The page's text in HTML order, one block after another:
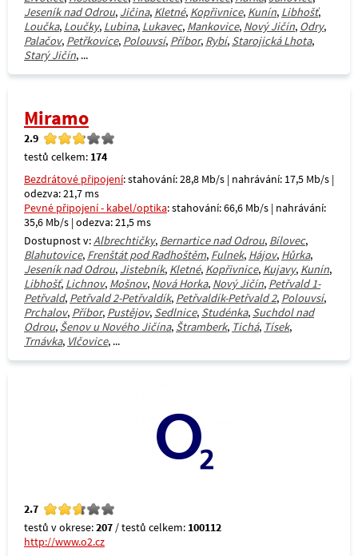
Jeseník nad Odrou, Jičina, Kletné, Kopřivnice, Kunín, Libhošť,
Loučka, Loučky, Lubina, Lukavec, Mankovice, Nový Jičín, Odry,
Palačov, Petřkovice, Polouvsí, Příbor, Rybí, Starojická Lhota,
Starý Jičín, ...
Miramo
2.9
testů celkem: 174
Bezdrátové připojení: stahování: 28,8 Mb/s | nahrávání: 17,5 Mb/s |
odezva: 21,7 ms
Pevné připojení - kabel/optika: stahování: 66,6 Mb/s | nahrávání:
35,6 Mb/s | odezva: 21,5 ms
Dostupnost v:Albrechtičky, Bernartice nad Odrou, Bílovec,
Blahutovice, Frenštát pod Radhoštěm, Fulnek, Hájov, Hůrka,
Jeseník nad Odrou, Jistebník, Kletné, Kopřivnice, Kujavy, Kunín,
Libhošť, Lichnov, Mošnov, Nová Horka, Nový Jičín, Petřvald 1-
Petřvald, Petřvald 2-Petřvaldík, Petřvaldík-Petřvald 2, Polouvsí,
Prchalov, Příbor, Pustějov, Sedlnice, Studénka, Suchdol nad
Odrou, Šenov u Nového Jičína, Štramberk, Tichá, Tísek,
Trnávka, Vlčovice, ...
2.7
testů v okrese:207 / testů celkem: 100112
http://www.o2.cz